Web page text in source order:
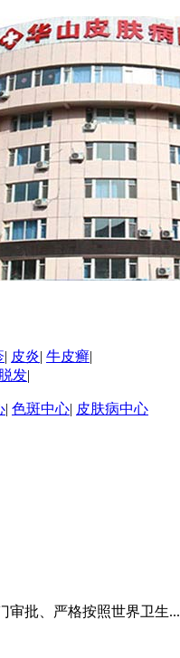
| 皮炎| 牛皮癣|
脱发|
| 色斑中心| 皮肤病中心
审批、严格按照世界卫生...